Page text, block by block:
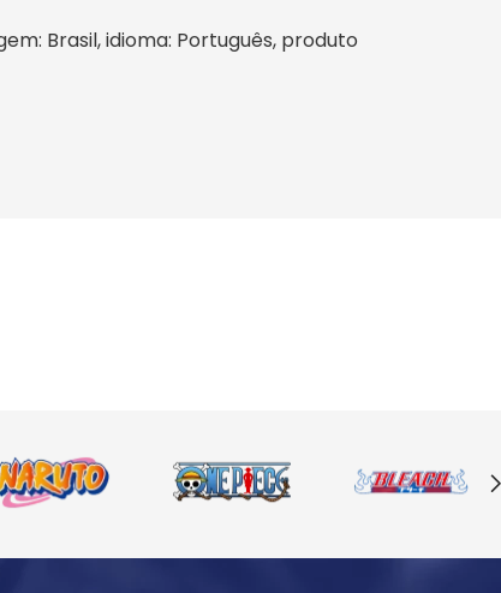
Brasil, idioma: Português, produto